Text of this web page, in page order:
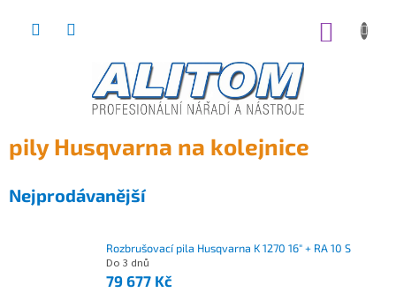
pily Husqvarna na kolejnice
Nejprodávanější
Rozbrušovací pila Husqvarna K 1270 16" + RA 10 S
Do 3 dnů
79 677 Kč